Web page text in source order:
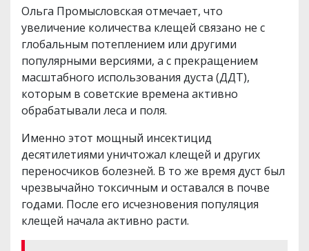
Ольга Промысловская отмечает, что
увеличение количества клещей связано не с
глобальным потеплением или другими
популярными версиями, а с прекращением
масштабного использования дуста (ДДТ),
которым в советские времена активно
обрабатывали леса и поля.
Именно этот мощный инсектицид
десятилетиями уничтожал клещей и других
переносчиков болезней. В то же время дуст был
чрезвычайно токсичным и оставался в почве
годами. После его исчезновения популяция
клещей начала активно расти.